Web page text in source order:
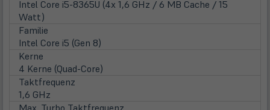
Intel Core i5-8365U (4x 1,6 GHz / 6 MB Cache / 15
Watt)
Familie
Intel Core i5 (Gen 8)
Kerne
4 Kerne (Quad-Core)
Taktfrequenz
1,6 GHz